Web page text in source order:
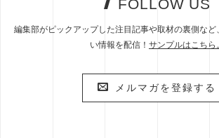
FOLLOW US
編集部がピックアップした注目記事や取材の裏側な
い情報を配信！ サンプルはこちら。
メルマガを登録する
メルマガを登録する